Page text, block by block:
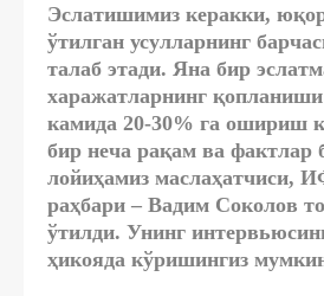
Эслатишимиз керакки,
ўтилган усулларнинг
талаб этади. Яна бир
харажатларнинг
камида 20-30% га ошириш
бир неча рақам ва фактлар
лойиҳамиз маслаҳатчиси,
раҳбари – Вадим Соколов
ўтилди. Унинг
ҳикояда кўришингиз